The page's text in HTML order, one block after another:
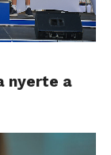
nyerte a